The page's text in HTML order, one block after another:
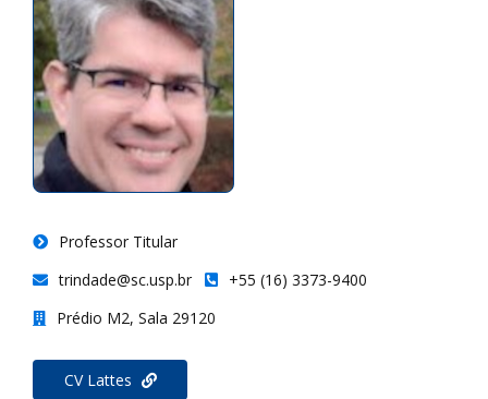
Professor Titular
trindade@sc.usp.br
+55 (16) 3373-9400
Prédio M2, Sala 29120
CV Lattes